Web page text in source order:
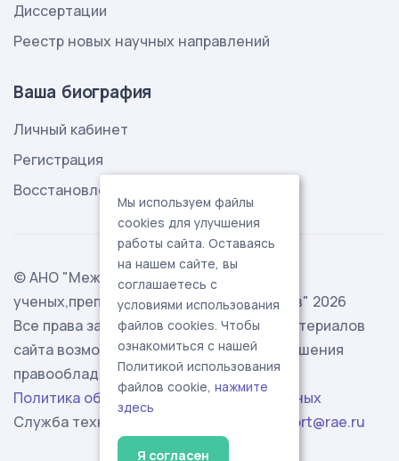
Диссертации
Реестр новых научных направлений
Ваша биография
Личный кабинет
Регистрация
Восстановление пароля
© АНО "Международная ассоциация
ученых,преподавателей и специалистов" 2026
Все права защищены. Использование материалов
сайта возможно исключительно с разрешения
правообладателя.
Политика обработки персональных данных
Служба технической поддержки -
support@rae.ru
Мы используем файлы
cookies для улучшения
работы сайта. Оставаясь
на нашем сайте, вы
соглашаетесь с
условиями использования
файлов cookies. Чтобы
ознакомиться с нашей
Политикой использования
файлов cookie, нажмите
здесь
Я согласен